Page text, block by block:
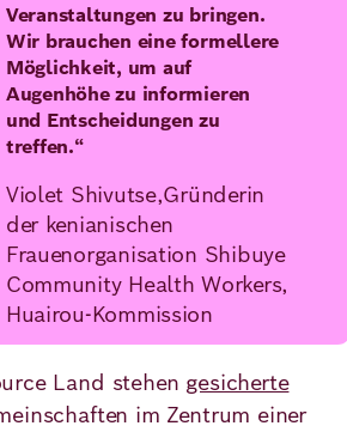
Veranstaltungen zu bringen.
Wir brauchen eine formellere
Möglichkeit, um auf
Augenhöhe zu informieren
und Entscheidungen zu
treffen.“
Violet Shivutse,Gründerin
der kenianischen
Frauenorganisation Shibuye
Community Health Workers,
Huairou-Kommission
Land stehen gesicherte
im Zentrum einer